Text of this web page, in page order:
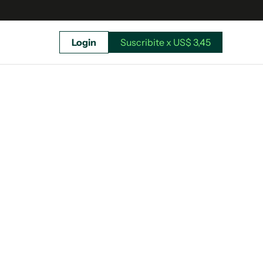
Login Suscribite x US$ 3,45